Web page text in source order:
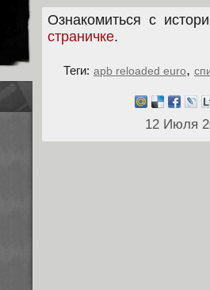
Ознакомиться с
страничке.
Теги: apb reloaded euro,
12 Июля